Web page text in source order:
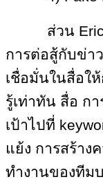
ส่วน
การต่อสู้กับข่า
เชื่อมั่นในสื่อใ
รู้เท่าทัน สื่อ ก
เป้าไปที่
แย้ง การสร้าง
ทำงานของทีม